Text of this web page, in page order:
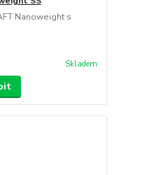
Nanoweight s
Skladem